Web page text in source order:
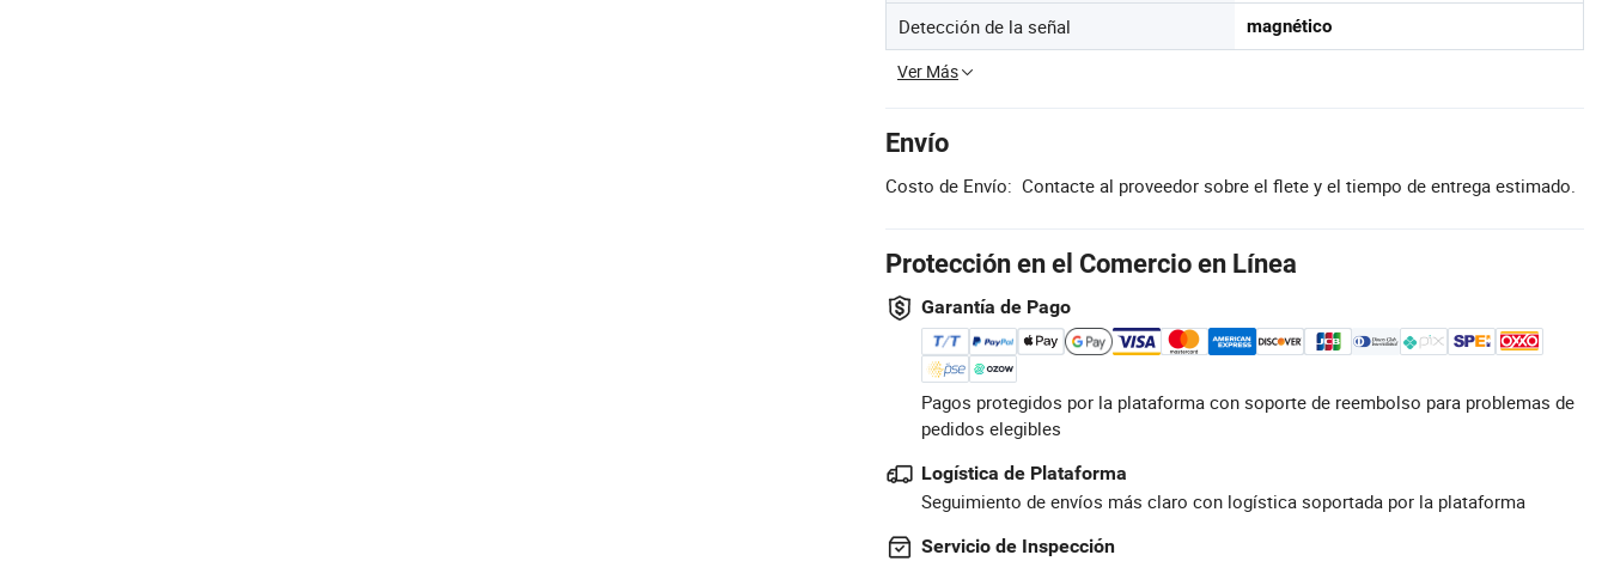
Detección de la señal magnético
Ver Más
Envío
Costo de Envío: Contacte al proveedor sobre el flete y el tiempo de entrega estimado.
Protección en el Comercio en Línea
Garantía de Pago
Pagos protegidos por la plataforma con soporte de reembolso para problemas de
pedidos elegibles
Logística de Plataforma
Seguimiento de envíos más claro con logística soportada por la plataforma
Servicio de Inspección